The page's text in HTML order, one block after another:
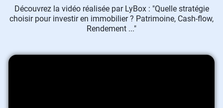
Découvrez la vidéo réalisée par LyBox : "Quelle stratégie
choisir pour investir en immobilier ? Patrimoine, Cash-flow,
Rendement ..."